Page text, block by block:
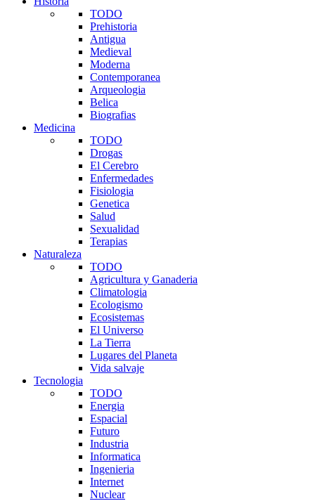
TODO
Prehistoria
Antigua
Medieval
Moderna
Contemporanea
Arqueologia
Belica
Biografias
Medicina
TODO
Drogas
El Cerebro
Enfermedades
Fisiologia
Genetica
Salud
Sexualidad
Terapias
Naturaleza
TODO
Agricultura y Ganaderia
Climatologia
Ecologismo
Ecosistemas
El Universo
La Tierra
Lugares del Planeta
Vida salvaje
Tecnologia
TODO
Energia
Espacial
Futuro
Industria
Informatica
Ingenieria
Internet
Nuclear